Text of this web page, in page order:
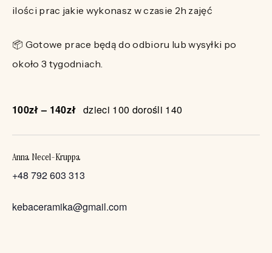
ilości prac jakie wykonasz w czasie 2h zajęć
📦 Gotowe prace będą do odbioru lub wysyłki po
około 3 tygodniach.
100zł – 140zł dzieci 100 dorośli 140
Anna Necel-Kruppa
+48 792 603 313
kebaceramika@gmail.com